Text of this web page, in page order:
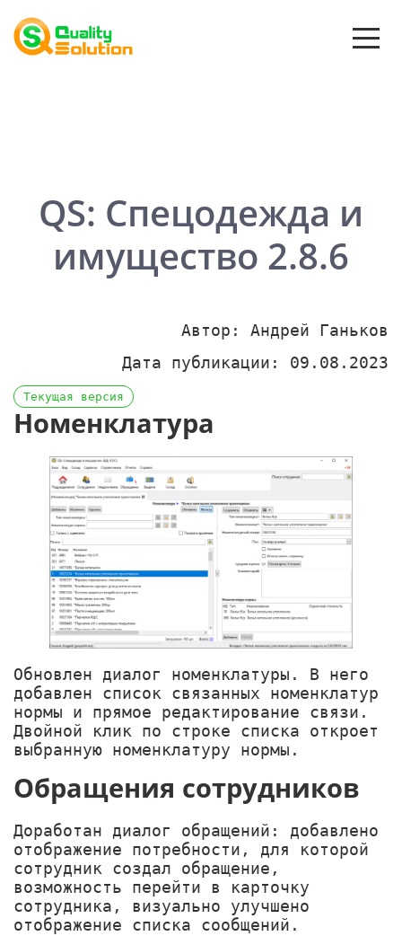
QS: Спецодежда и
имущество 2.8.6
Автор: Андрей Ганьков
Дата публикации: 09.08.2023
Текущая версия
Номенклатура
Обновлен диалог номенклатуры. В него
добавлен список связанных номенклатур
нормы и прямое редактирование связи.
Двойной клик по строке списка откроет
выбранную номенклатуру нормы.
Обращения сотрудников
Доработан диалог обращений: добавлено
отображение потребности, для которой
сотрудник создал обращение,
возможность перейти в карточку
сотрудника, визуально улучшено
отображение списка сообщений.